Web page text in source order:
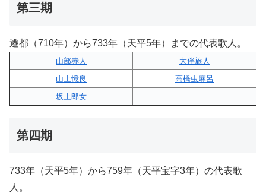
第三期
遷都（710年）から733年（天平5年）までの代表歌人。
山部赤人
大伴旅人
山上憶良
高橋虫麻呂
坂上郎女
–
第四期
733年（天平5年）から759年（天平宝字3年）の代表歌
人。